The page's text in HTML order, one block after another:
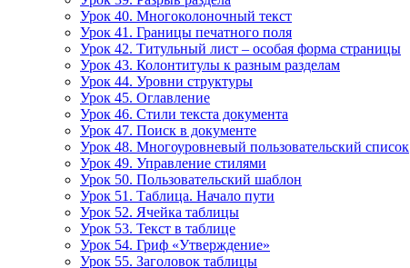
Урок 40. Многоколоночный текст
Урок 41. Границы печатного поля
Урок 42. Титульный лист – особая форма страницы
Урок 43. Колонтитулы к разным разделам
Урок 44. Уровни структуры
Урок 45. Оглавление
Урок 46. Стили текста документа
Урок 47. Поиск в документе
Урок 48. Многоуровневый пользовательский список
Урок 49. Управление стилями
Урок 50. Пользовательский шаблон
Урок 51. Таблица. Начало пути
Урок 52. Ячейка таблицы
Урок 53. Текст в таблице
Урок 54. Гриф «Утверждение»
Урок 55. Заголовок таблицы